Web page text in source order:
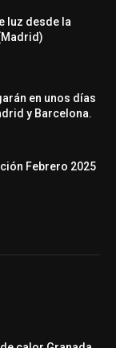
luz desde la
en unos días
y Barcelona.
Febrero 2025